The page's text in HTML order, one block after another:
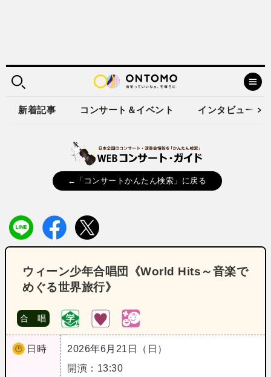
新着記事 コンサート＆イベント インタビュー
←「コンサートかんたん検索」に戻る
ウィーン少年合唱団《World Hits～音楽で
めぐる世界旅行》
合 唱
日時
2026年6月21日（日）
開演：13:30